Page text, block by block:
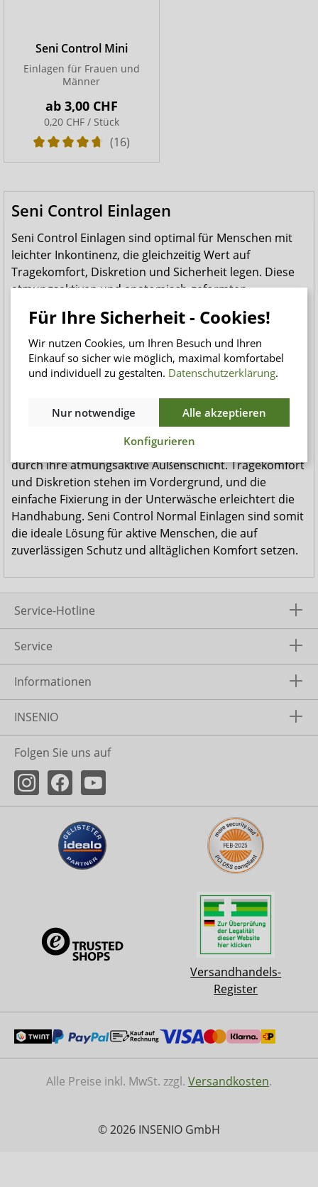
Seni Control Mini
Einlagen für Frauen und
Männer
ab 3,00 CHF
0,20 CHF / Stück
(16)
Seni Control Einlagen
Seni Control Einlagen sind optimal für Menschen mit
leichter Inkontinenz, die gleichzeitig Wert auf
Tragekomfort, Diskretion und Sicherheit legen. Diese
atmungsaktiven und anatomisch geformten
garantieren eine ideale Anpassung an den Körper.
Die Minimierung von unangenehmen Gerüchen wird
durch effektiven Geruchsschutz gewährleistet,
Die Einlagen zeichnen sich durch eine schnelle
Flüssigkeitsaufnahme aus und fördern gesunde Haut
durch ihre atmungsaktive Außenschicht. Tragekomfort
und Diskretion stehen im Vordergrund, und die
einfache Fixierung in der Unterwäsche erleichtert die
Handhabung. Seni Control Normal Einlagen sind somit
die ideale Lösung für aktive Menschen, die auf
zuverlässigen Schutz und alltäglichen Komfort setzen.
Service-Hotline
Service
Informationen
INSENIO
Folgen Sie uns auf
Versandhandels-
Register
Alle Preise inkl. MwSt. zzgl. Versandkosten.
© 2026 INSENIO GmbH
Für Ihre Sicherheit - Cookies!
Wir nutzen Cookies, um Ihren Besuch und Ihren
Einkauf so sicher wie möglich, maximal komfortabel
und individuell zu gestalten. Datenschutzerklärung.
Nur notwendige
Alle akzeptieren
Konfigurieren